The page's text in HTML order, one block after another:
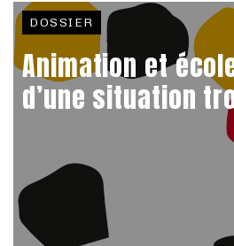
DOSSIER
Animation et
d’une situation